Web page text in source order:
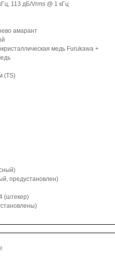
113 дБ/Vrms @ 1 кГц
амарант
медь Furukawa +
(TS)
предустановлен)
(штекер)